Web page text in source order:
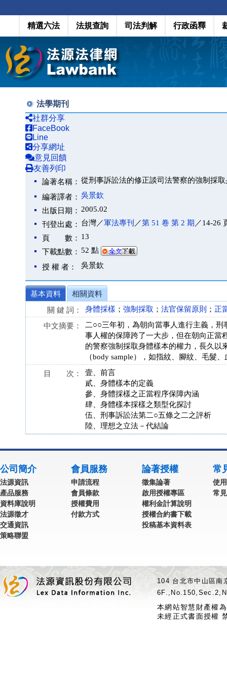
精選六法 法規查詢 司法判解 行政函釋
法學期刊
社群分享
FaceBook
Line
分享網址
意見回饋
友善列印
論著名稱： 從刑事訴訟法的修正談司法警察的強制採
編著譯者： 吳景欽
出版日期： 2005.02
刊登出處： 台灣／軍法專刊 ／第 51 卷 第 2 期 ／14-26
頁 數： 13
下載點數： 52 點
授 權 者： 吳景欽
基本資料
相關資料
關 鍵 詞：
身體採樣 ； 強制採取 ； 法官保留原則 ； 正
中文摘要：
二○○三年初，為朝向當事人進行主義，
事人權的保障跨了一大步，但在朝向正當
的警察強制採取身體樣本的權力，長久以
（body sample），如指紋、腳紋、毛髮
目 次：
壹、前言
貳、身體樣本的定義
參、身體採樣之正當程序保障內涵
肆、身體樣本採樣之類型化探討
伍、刑事訴訟法第二○五條之二之評析
陸、理想之立法－代結論
公司簡介
法源資訊
產品服務
資料庫說明
法源徵才
交通資訊
策略聯盟
會員服務
申請流程
會員條款
授權費用
付款方式
論著授權
徵集論著
啟用授權專區
權利金計算說明
授權合約書下載
投稿基本資料表
常
使
常
104 台北市中山區
本網站智慧財產權
未經正式書面授權